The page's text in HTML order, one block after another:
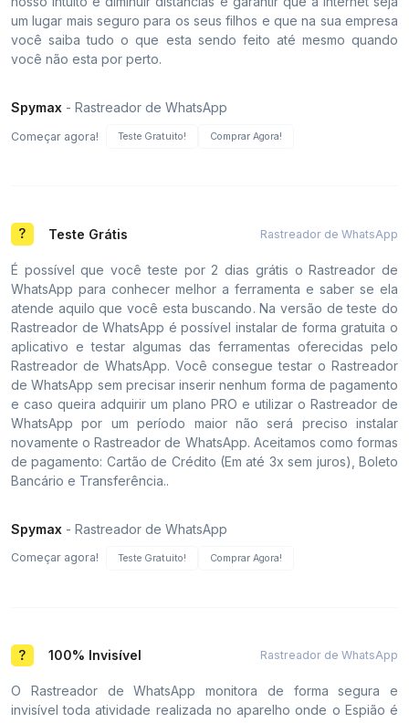
um lugar mais seguro para os seus filhos e que na sua empresa
você saiba tudo o que esta sendo feito até mesmo quando
você não esta por perto.
Spymax - Rastreador de WhatsApp
Começar agora! Teste Gratuito! Comprar Agora!
Teste Grátis Rastreador de WhatsApp
É possível que você teste por 2 dias grátis o Rastreador de
WhatsApp para conhecer melhor a ferramenta e saber se ela
atende aquilo que você esta buscando. Na versão de teste do
Rastreador de WhatsApp é possível instalar de forma gratuita o
aplicativo e testar algumas das ferramentas oferecidas pelo
Rastreador de WhatsApp. Você consegue testar o Rastreador
de WhatsApp sem precisar inserir nenhum forma de pagamento
e caso queira adquirir um plano PRO e utilizar o Rastreador de
WhatsApp por um período maior não será preciso instalar
novamente o Rastreador de WhatsApp. Aceitamos como formas
de pagamento: Cartão de Crédito (Em até 3x sem juros), Boleto
Bancário e Transferência..
Spymax - Rastreador de WhatsApp
Começar agora! Teste Gratuito! Comprar Agora!
100% Invisível Rastreador de WhatsApp
O Rastreador de WhatsApp monitora de forma segura e
invisível toda atividade realizada no aparelho onde o Espião é